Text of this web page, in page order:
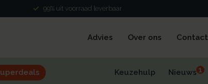
99% uit voorraad leverbaar
Advies Over ons Contact
Keuzehulp Nieuws1